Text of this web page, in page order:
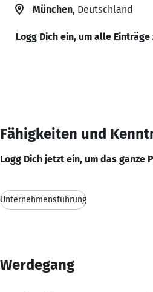
München, Deutschland
Logg Dich ein, um alle Einträge
Fähigkeiten und
Logg Dich jetzt ein, um das ganze
Unternehmensführung
Werdegang